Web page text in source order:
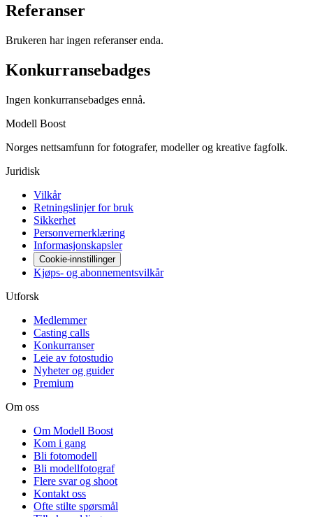
Referanser
Brukeren har ingen referanser enda.
Konkurransebadges
Ingen konkurransebadges ennå.
Modell Boost
Norges nettsamfunn for fotografer, modeller og kreative fagfolk.
Juridisk
Vilkår
Retningslinjer for bruk
Sikkerhet
Personvernerklæring
Informasjonskapsler
Cookie-innstillinger
Kjøps- og abonnementsvilkår
Utforsk
Medlemmer
Casting calls
Konkurranser
Leie av fotostudio
Nyheter og guider
Premium
Om oss
Om Modell Boost
Kom i gang
Bli fotomodell
Bli modellfotograf
Flere svar og shoot
Kontakt oss
Ofte stilte spørsmål